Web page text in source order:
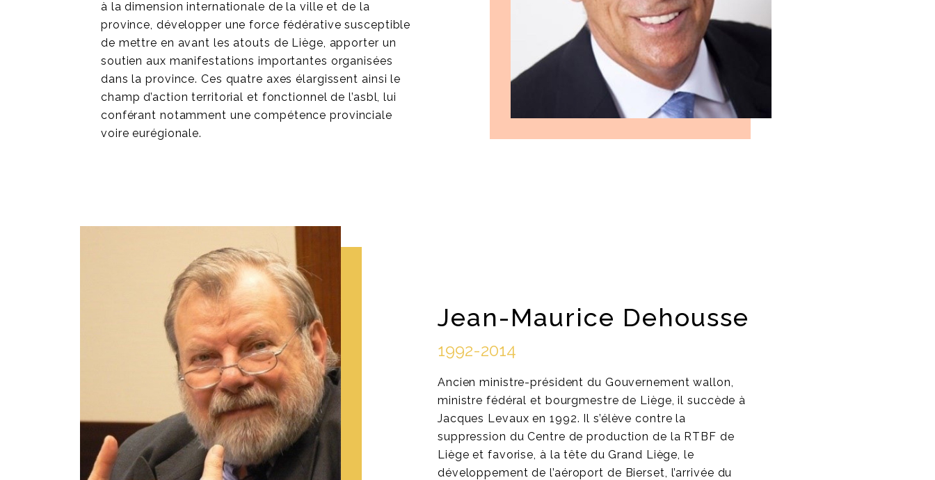
à la dimension internationale de la ville et de la
province, développer une force fédérative susceptible
de mettre en avant les atouts de Liège, apporter un
soutien aux manifestations importantes organisées
dans la province. Ces quatre axes élargissent ainsi le
champ d’action territorial et fonctionnel de l’asbl, lui
conférant notamment une compétence provinciale
voire eurégionale.
Jean-Maurice Dehousse
1992-2014
Ancien ministre-président du Gouvernement wallon,
ministre fédéral et bourgmestre de Liège, il succède à
Jacques Levaux en 1992. Il s’élève contre la
suppression du Centre de production de la RTBF de
Liège et favorise, à la tête du Grand Liège, le
développement de l’aéroport de Bierset, l’arrivée du